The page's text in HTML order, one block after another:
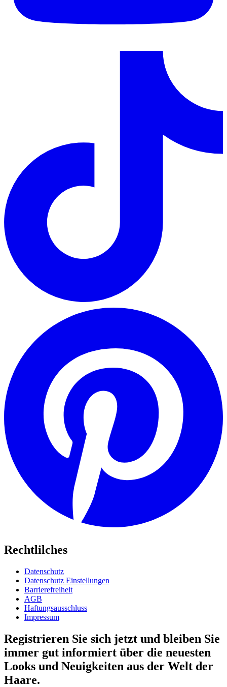
Rechtlilches
Datenschutz
Datenschutz Einstellungen
Barrierefreiheit
AGB
Haftungsausschluss
Impressum
Registrieren Sie sich jetzt und bleiben Sie
immer gut informiert über die neuesten
Looks und Neuigkeiten aus der Welt der
Haare.